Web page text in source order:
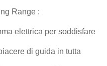
Range :
elettrica per soddisfare
di guida in tutta